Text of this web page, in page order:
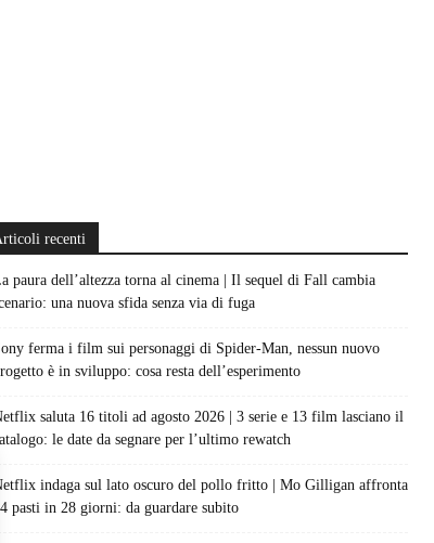
recenti
paura dell’altezza torna al cinema | Il sequel di Fall cambia
una nuova sfida senza via di fuga
ferma i film sui personaggi di Spider-Man, nessun nuovo
è in sviluppo: cosa resta dell’esperimento
saluta 16 titoli ad agosto 2026 | 3 serie e 13 film lasciano il
le date da segnare per l’ultimo rewatch
indaga sul lato oscuro del pollo fritto | Mo Gilligan affronta
pasti in 28 giorni: da guardare subito